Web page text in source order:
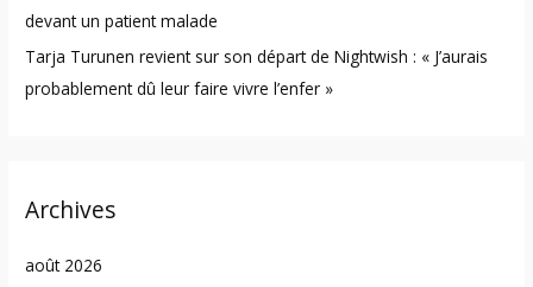
devant un patient malade
Tarja Turunen revient sur son départ de Nightwish : « J’aurais
probablement dû leur faire vivre l’enfer »
Archives
août 2026